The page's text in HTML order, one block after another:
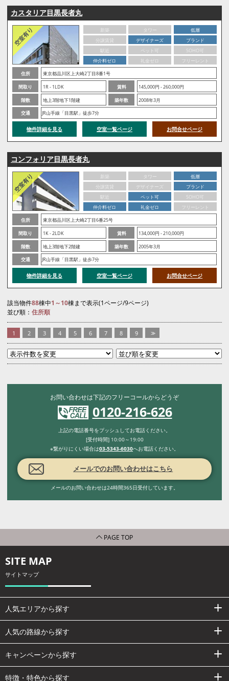
カスタリア目黒長者丸
新築 タワー
低層
分譲賃貸
デザイナーズ
ブランド
駅近
ペット可
SOHO可
仲介料ゼロ
礼金ゼロ
フリーレント
住所
東京都品川区上大崎2丁目8番1号
間取り
1R - 1LDK 賃料
145,000円 - 260,000円
階数
地上3階地下1階建 築年数
2008年3月
交通
JR山手線「目黒駅」徒歩7分
物件詳細を見る 空室一覧ページ お問合せページ
コンフォリア目黒長者丸
新築 タワー
低層
分譲賃貸
デザイナーズ
ブランド
駅近
ペット可
SOHO可
仲介料ゼロ
礼金ゼロ
フリーレント
住所
東京都品川区上大崎2丁目6番25号
間取り
1K - 2LDK 賃料
134,000円 - 210,000円
階数
地上3階地下2階建 築年数
2005年3月
交通
JR山手線「目黒駅」徒歩7分
物件詳細を見る 空室一覧ページ お問合せページ
該当物件88棟中1～10棟まで表示(1ページ/9ページ)
並び順： 住所順
1 2 3 4 5 6 7 8 9 >>
お問い合わせは下記のフリーコールからどうぞ
0120-216-626
上記の電話番号をプッシュしてお電話ください。
[受付時間] 10:00～19:00
※繋がりにくい場合は03-5343-6030へお電話ください。
メールでのお問い合わせはこちら
メールのお問い合わせは24時間365日受付しています。
PAGE TOP
SITE MAP
サイトマップ
人気エリアから探す
人気の路線から探す
キャンペーンから探す
特徴・特色から探す